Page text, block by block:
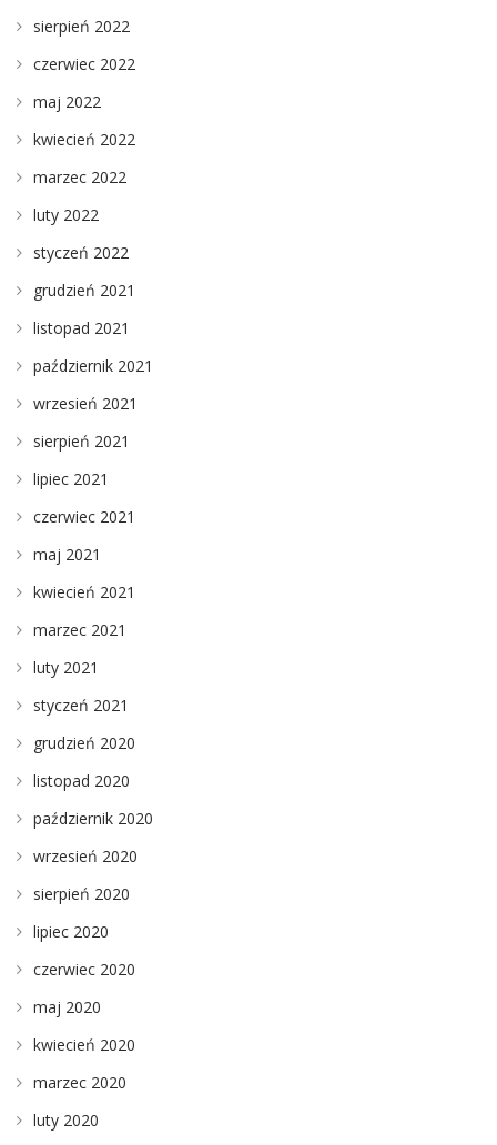
sierpień 2022
czerwiec 2022
maj 2022
kwiecień 2022
marzec 2022
luty 2022
styczeń 2022
grudzień 2021
listopad 2021
październik 2021
wrzesień 2021
sierpień 2021
lipiec 2021
czerwiec 2021
maj 2021
kwiecień 2021
marzec 2021
luty 2021
styczeń 2021
grudzień 2020
listopad 2020
październik 2020
wrzesień 2020
sierpień 2020
lipiec 2020
czerwiec 2020
maj 2020
kwiecień 2020
marzec 2020
luty 2020